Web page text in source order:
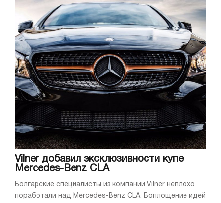
Vilner добавил эксклюзивности купе
Mercedes-Benz CLA
Болгарские специалисты из компании Vilner неплохо
поработали над Mercedes-Benz CLA. Воплощение идей